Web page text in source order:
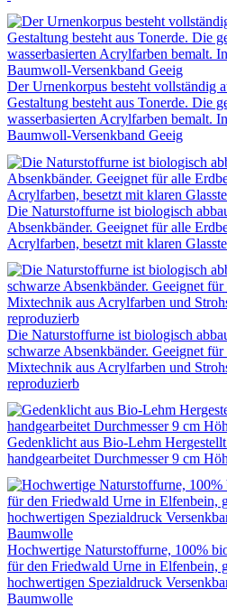
Der Urnenkorpus besteht vollständig
Gestaltung besteht aus Tonerde. Die
wasserbasierten Acrylfarben bemalt.
Baumwoll-Versenkband Geeig
Die Naturstoffurne ist biologisch
Absenkbänder. Geeignet für alle
Acrylfarben, besetzt mit klaren
Die Naturstoffurne ist biologisch
schwarze Absenkbänder. Geeignet
Mixtechnik aus Acrylfarben und
reproduzierb
Gedenklicht aus Bio-Lehm
handgearbeitet Durchmesser 9 cm
Hochwertige Naturstoffurne, 100%
für den Friedwald Urne in Elfenbein,
hochwertigen Spezialdruck
Baumwolle